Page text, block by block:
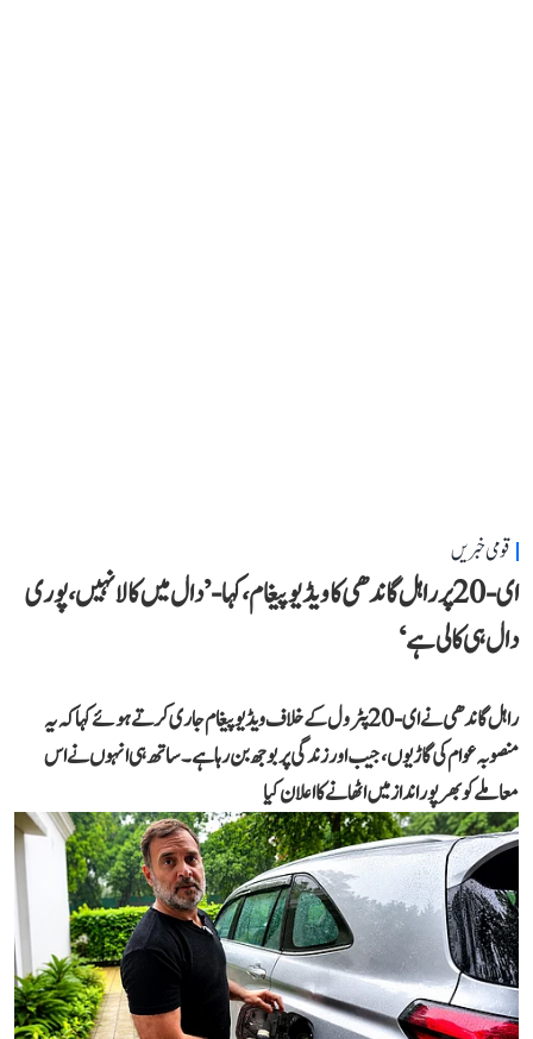
قومی خبریں
ای-20 پر راہل گاندھی کا ویڈیو پیغام، کہا- ’دال میں کالا نہیں، پوری
دال ہی کالی ہے‘
راہل گاندھی نے ای-20 پٹرول کے خلاف ویڈیو پیغام جاری کرتے ہوئے کہا کہ یہ
منصوبہ عوام کی گاڑیوں، جیب اور زندگی پر بوجھ بن رہا ہے۔ ساتھ ہی انہوں نے اس
معاملے کو بھرپور انداز میں اٹھانے کا اعلان کیا